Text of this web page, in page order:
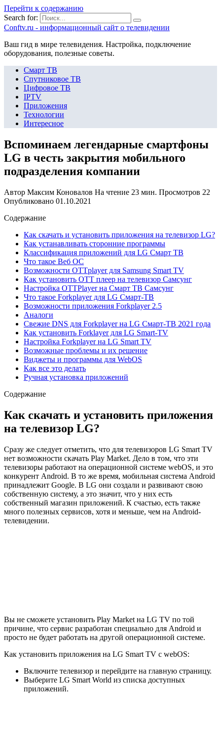
Перейти к содержанию
Search for:
Сonftv.ru - информационный сайт о телевидении
Ваш гид в мире телевидения. Настройка, подключение
оборудования, полезные советы.
Смарт ТВ
Спутниковое ТВ
Цифровое ТВ
IPTV
Приложения
Технологии
Интересное
Вспоминаем легендарные смартфоны
LG в честь закрытия мобильного
подразделения компании
Автор Максим Коновалов На чтение 23 мин. Просмотров 22
Опубликовано 01.10.2021
Содержание
Как скачать и установить приложения на телевизор LG?
Как устанавливать сторонние программы
Классификация приложений для LG Смарт ТВ
Что такое Веб ОС
Возможности OTTplayer для Samsung Smart TV
Как установить ОТТ плеер на телевизор Самсунг
Настройка OTTPlayer на Смарт ТВ Самсунг
Что такое Forkplayer для LG Смарт-ТВ
Возможности приложения Forkplayer 2.5
Аналоги
Свежие DNS для Forkplayer на LG Смарт-ТВ 2021 года
Как установить Forklayer для LG Smart-TV
Настройка Forkplayer на LG Smart TV
Возможные проблемы и их решение
Виджеты и программы для WebOS
Как все это делать
Ручная установка приложений
Содержание
Как скачать и установить приложения
на телевизор LG?
Сразу же следует отметить, что для телевизоров LG Smart TV
нет возможности скачать Play Market. Дело в том, что эти
телевизоры работают на операционной системе webOS, и это
конкурент Android. В то же время, мобильная система Android
принадлежит Google. В LG они создали и развивают свою
собственную систему, а это значит, что у них есть
собственный магазин приложений. К счастью, есть также
много полезных сервисов, хотя и меньше, чем на Android-
телевидении.
Вы не сможете установить Play Market на LG TV по той
причине, что сервис разработан специально для Android и
просто не будет работать на другой операционной системе.
Как установить приложения на LG Smart TV с webOS:
Включите телевизор и перейдите на главную страницу.
Выберите LG Smart World из списка доступных
приложений.